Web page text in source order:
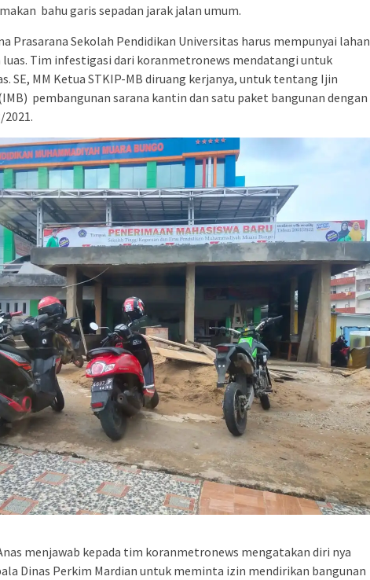
bahu garis sepadan jarak jalan umum.
Prasarana Sekolah Pendidikan Universitas harus mempunyai lahan
luas. Tim infestigasi dari koranmetronews mendatangi untuk
SE, MM Ketua STKIP-MB diruang kerjanya, untuk tentang Ijin
pembangunan sarana kantin dan satu paket bangunan dengan
2021.
menjawab kepada tim koranmetronews mengatakan diri nya
Dinas Perkim Mardian untuk meminta izin mendirikan bangunan